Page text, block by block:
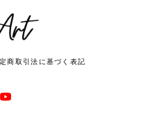
商取引法に基づく表記